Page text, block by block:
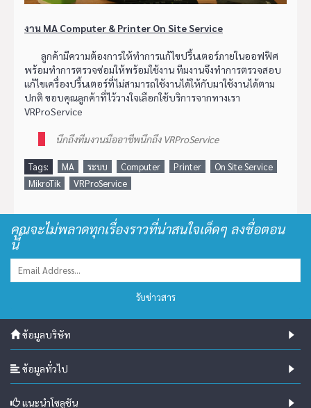
งาน MA Computer & Printer On Site Service
ลูกค้ามีความต้องการให้ทำการแก้ไขปริ้นเตอร์ภายในออฟฟิศ
พร้อมทำการตรวจซ่อมให้พร้อมใช้งาน ทีมงานจึงทำการตรวจสอบ
แก้ไขเครื่องปริ้นเตอร์ที่ไม่สามารถใช้งานได้ให้กับมาใช้งานได้ตาม
ปกติ ขอบคุณลูกค้าที่ไว้วางใจเลือกใช้บริการจากทางเรา
VRProService
นึกถึงทีมงานมืออาชีพนึกถึง VRProService
Tags: MA ระบบ Computer Printer
On Site Service
MikroTik
VRProService
คุณจะไม่พลาดทุกเรื่องราวที่น่าสนใจเด็ดๆ ลงชื่อตอน
นี้
รับข่าวสาร
ข้อมูลบริษัท
ข้อมูลทั่วไป
แนะนำโซลูชัน